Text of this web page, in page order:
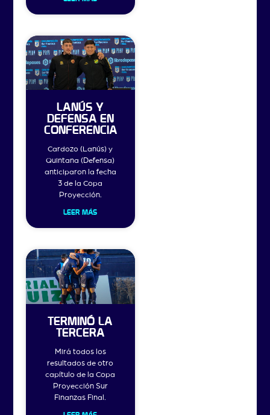
LANÚS Y
DEFENSA EN
CONFERENCIA
Cardozo (Lanús) y
Quintana (Defensa)
anticiparon la fecha
3 de la Copa
Proyección.
LEER MÁS
TERMINÓ LA
TERCERA
Mirá todos los
resultados de otro
capítulo de la Copa
Proyección Sur
Finanzas Final.